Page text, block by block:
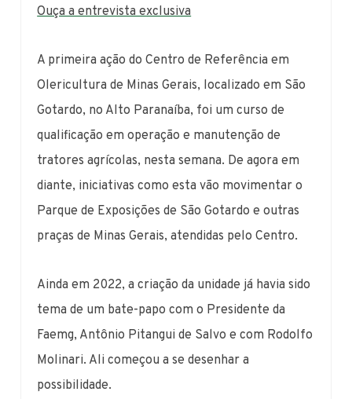
Ouça a entrevista exclusiva
A primeira ação do Centro de Referência em
Olericultura de Minas Gerais, localizado em São
Gotardo, no Alto Paranaíba, foi um curso de
qualificação em operação e manutenção de
tratores agrícolas, nesta semana. De agora em
diante, iniciativas como esta vão movimentar o
Parque de Exposições de São Gotardo e outras
praças de Minas Gerais, atendidas pelo Centro.
Ainda em 2022, a criação da unidade já havia sido
tema de um bate-papo com o Presidente da
Faemg, Antônio Pitangui de Salvo e com Rodolfo
Molinari. Ali começou a se desenhar a
possibilidade.